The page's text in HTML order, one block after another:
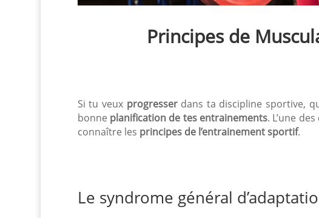
Principes de
Si tu veux progresserdans ta discipline sportive,
bonne planification de tes entrainements. L’une
connaître les principes de l’entrainement sportif.
Le syndrome général